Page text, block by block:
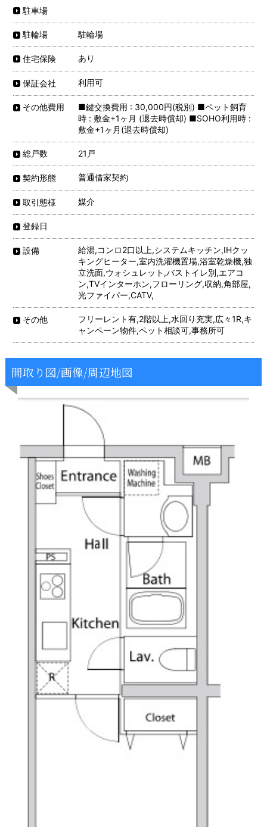
駐車場
駐輪場 駐輪場
住宅保険 あり
保証会社 利用可
その他費用
■鍵交換費用 : 30,000円(税別) ■ペット飼育
時 : 敷金+1ヶ月 (退去時償却) ■SOHO利用時 :
敷金+1ヶ月(退去時償却)
総戸数 21戸
契約形態 普通借家契約
取引態様 媒介
登録日
設備
給湯,コンロ2口以上,システムキッチン,IHクッ
キングヒーター,室内洗濯機置場,浴室乾燥機,独
立洗面,ウォシュレット,バストイレ別,エアコ
ン,TVインターホン,フローリング,収納,角部屋,
光ファイバー,CATV,
その他
フリーレント有,2階以上,水回り充実,広々1R,キ
ャンペーン物件,ペット相談可,事務所可
間取り図/画像/周辺地図